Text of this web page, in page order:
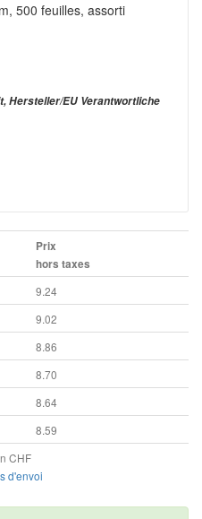
500 feuilles, assorti
Hersteller/EU Verantwortliche
Prix
hors taxes
9.24
9.02
8.86
8.70
8.64
8.59
CHF
d'envoi